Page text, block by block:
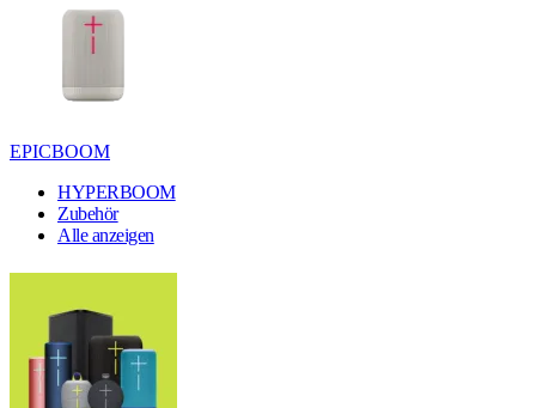
EPICBOOM
HYPERBOOM
Zubehör
Alle anzeigen